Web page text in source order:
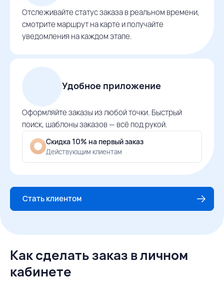
Отслеживайте статус заказа в реальном времени,
смотрите маршрут на карте и получайте
уведомления на каждом этапе.
Удобное приложение
Оформляйте заказы из любой точки. Быстрый
поиск, шаблоны заказов — всё под рукой.
Скидка 10% на первый заказ
Действующим клиентам
Стать клиентом
Как сделать заказ в личном
кабинете